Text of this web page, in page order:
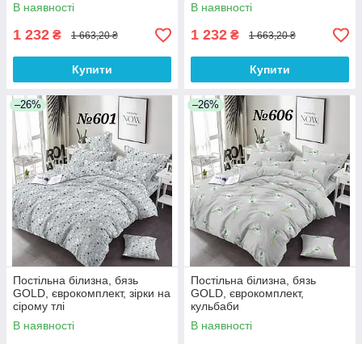
В наявності
1 232 ₴ 1 663,20 ₴
Купити
В наявності
1 232 ₴ 1 663,20 ₴
Купити
–26%
Постільна білизна, бязь
GOLD, єврокомплект, зірки на
сірому тлі
В наявності
–26%
Постільна білизна, бязь
GOLD, єврокомплект,
кульбаби
В наявності